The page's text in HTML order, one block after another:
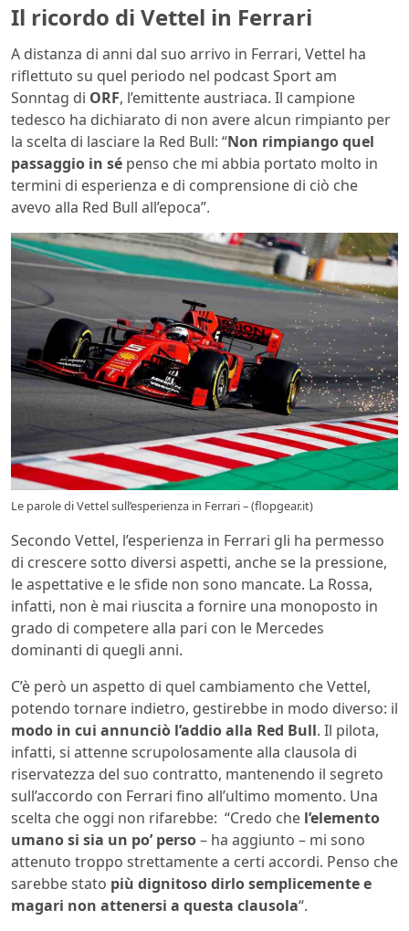
Il ricordo di Vettel in Ferrari
A distanza di anni dal suo arrivo in Ferrari, Vettel ha
riflettuto su quel periodo nel podcast Sport am
Sonntag di ORF, l’emittente austriaca. Il campione
tedesco ha dichiarato di non avere alcun rimpianto per
la scelta di lasciare la Red Bull: “Non rimpiango quel
passaggio in sé penso che mi abbia portato molto in
termini di esperienza e di comprensione di ciò che
avevo alla Red Bull all’epoca”.
Le parole di Vettel sull’esperienza in Ferrari – (flopgear.it)
Secondo Vettel, l’esperienza in Ferrari gli ha permesso
di crescere sotto diversi aspetti, anche se la pressione,
le aspettative e le sfide non sono mancate. La Rossa,
infatti, non è mai riuscita a fornire una monoposto in
grado di competere alla pari con le Mercedes
dominanti di quegli anni.
C’è però un aspetto di quel cambiamento che Vettel,
potendo tornare indietro, gestirebbe in modo diverso: il
modo in cui annunciò l’addio alla Red Bull. Il pilota,
infatti, si attenne scrupolosamente alla clausola di
riservatezza del suo contratto, mantenendo il segreto
sull’accordo con Ferrari fino all’ultimo momento. Una
scelta che oggi non rifarebbe: “Credo che l’elemento
umano si sia un po’ perso– ha aggiunto – mi sono
attenuto troppo strettamente a certi accordi. Penso che
sarebbe stato più dignitoso dirlo semplicemente e
magari non attenersi a questa clausola“.